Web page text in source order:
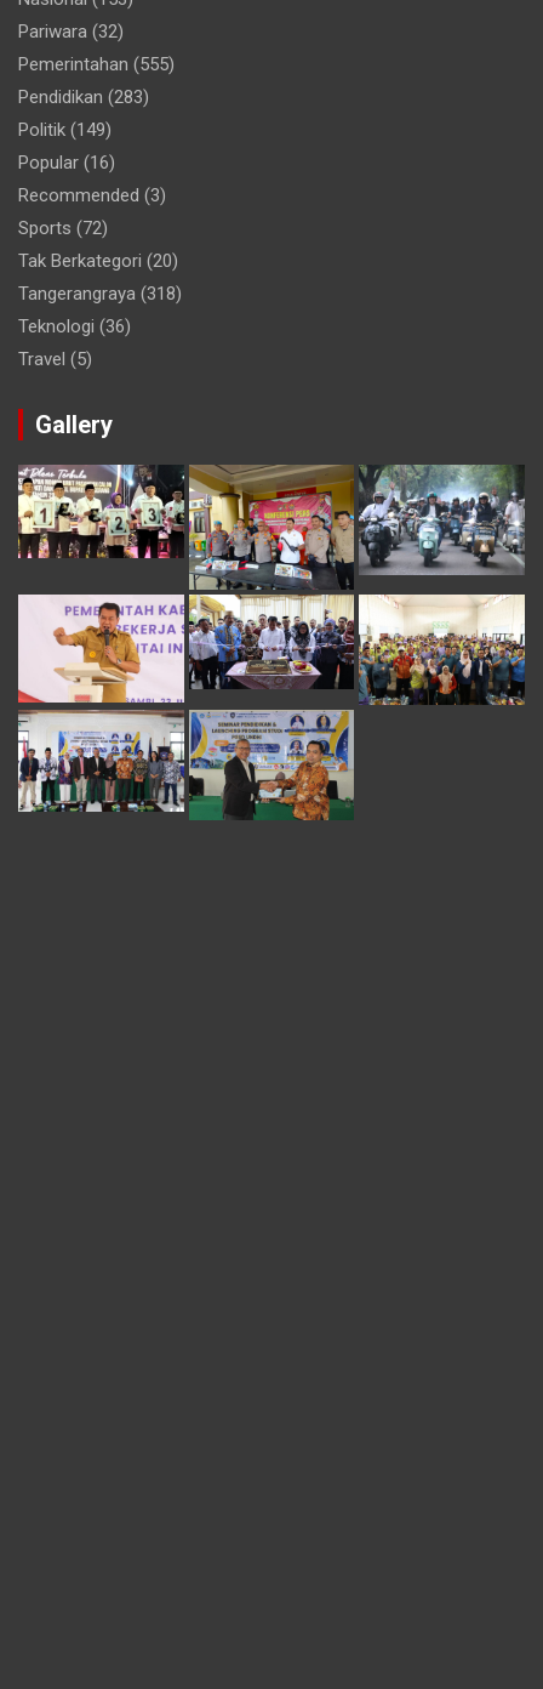
Pariwara (32)
Pemerintahan (555)
Pendidikan (283)
Politik (149)
Popular (16)
Recommended (3)
Sports (72)
Tak Berkategori (20)
Tangerangraya (318)
Teknologi (36)
Travel (5)
Gallery